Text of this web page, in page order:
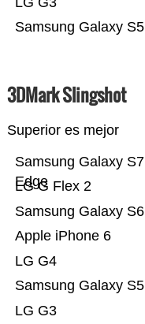
Samsung Galaxy S5
3DMark Slingshot
Superior es mejor
LG G3
Samsung Galaxy S5
LG G4
Apple iPhone 6
Samsung Galaxy S6
LG G Flex 2
Samsung Galaxy S7
Edge